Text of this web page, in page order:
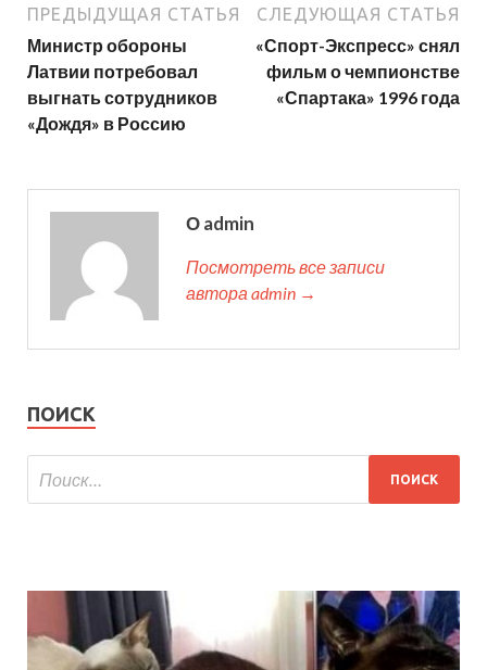
ПРЕДЫДУЩАЯ СТАТЬЯ
Министр обороны
Латвии потребовал
выгнать сотрудников
«Дождя» в Россию
СЛЕДУЮЩАЯ СТАТЬЯ
«Спорт-Экспресс» снял
фильм о чемпионстве
«Спартака» 1996 года
О admin
Посмотреть все записи
автора admin →
ПОИСК